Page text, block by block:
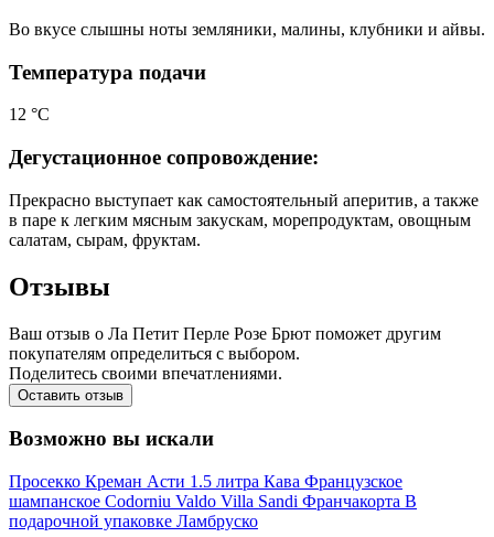
Во вкусе слышны ноты земляники, малины, клубники и айвы.
Температура подачи
12 °С
Дегустационное сопровождение:
Прекрасно выступает как самостоятельный аперитив, а также
в паре к легким мясным закускам, морепродуктам, овощным
салатам, сырам, фруктам.
Отзывы
Ваш отзыв о Ла Петит Перле Розе Брют поможет другим
покупателям определиться с выбором.
Поделитесь своими впечатлениями.
Оставить отзыв
Возможно вы искали
Просекко Креман Асти 1.5 литра Кава Французское
шампанское Codorniu Valdo Villa Sandi Франчакорта В
подарочной упаковке Ламбруско